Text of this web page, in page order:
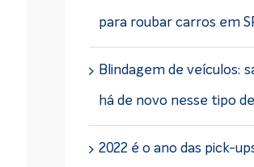
para roubar carros em
Blindagem de veículos:
há de novo nesse tipo
2022 é o ano das pick-